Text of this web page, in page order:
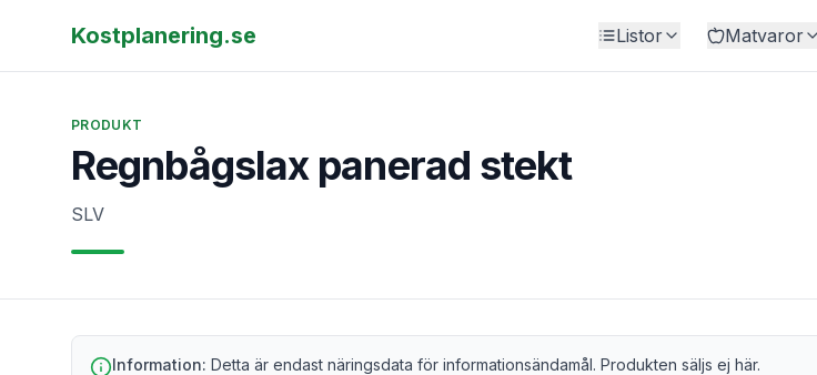
Kostplanering.se Listor Matvaror
PRODUKT
Regnbågslax panerad stekt
SLV
Information: Detta är endast näringsdata för informationsändamål. Produkten säljs ej här.